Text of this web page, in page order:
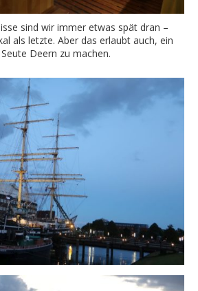
sind wir immer etwas spät dran –
als letzte. Aber das erlaubt auch, ein
Deern zu machen.